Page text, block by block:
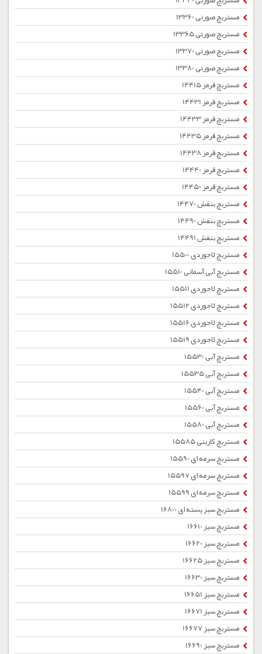
مستربچ صورتی 13360
مستربچ صورتی 13365
مستربچ صورتی 13370
مستربچ صورتی 13380
مستربچ قرمز 14415
مستربچ قرمز 14431
مستربچ قرمز 14433
مستربچ قرمز 14435
مستربچ قرمز 14438
مستربچ قرمز 14440
مستربچ قرمز 14450
مستربچ بنفش 14470
مستربچ بنفش 14490
مستربچ بنفش 14491
مستربچ لاجوردی 15500
مستربچ آبی آسمانی 15510
مستربچ لاجوردی 15511
مستربچ لاجوردی 15512
مستربچ لاجوردی 15516
مستربچ لاجوردی 15519
مستربچ آبی 15530
مستربچ آبی 15535
مستربچ آبی 15540
مستربچ آبی 15560
مستربچ آبی 15580
مستربچ کاربنی 15585
مستربچ سرمه ای 15590
مستربچ سرمه ای 15597
مستربچ سرمه ای 15599
مستربچ سبز پسته ای 16800
مستربچ سبز 16610
مستربچ سبز 16620
مستربچ سبز 16625
مستربچ سبز 16630
مستربچ سبز 16651
مستربچ سبز 16671
مستربچ سبز 16677
مستربچ سبز 16690